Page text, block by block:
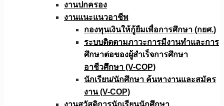
งานปกครอง
งานแนะแนวอาชีพ
กองทุนเงินให้กู้ยืมเพื่อการศึกษา (กยศ.)
ระบบติดตามภาวะการมีงานทำและการ
ศึกษาต่อของผู้สำเร็จการศึกษา
อาชีวศึกษา (V-COP)
นักเรียน/นักศึกษา ค้นหางานและสมัคร
งาน (V-COP)
งานสวัสดิการนักเรียนนักศึกษา